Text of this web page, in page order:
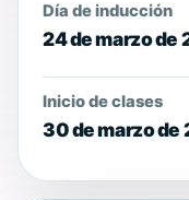
Día de inducción
24 de marzo de
Inicio de clases
30 de marzo de